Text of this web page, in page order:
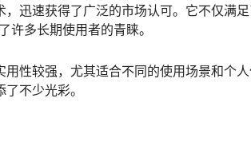
迅速获得了广泛的市场认可。它不仅满
多长期使用者的青睐。
性较强，尤其适合不同的使用场景和个
不少光彩。